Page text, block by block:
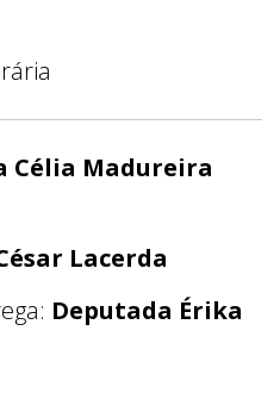
Célia Madureira
Lacerda
Deputada Érika